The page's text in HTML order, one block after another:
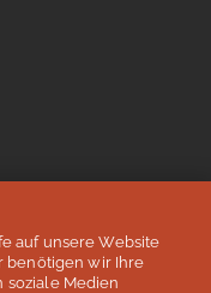
auf unsere Website
benötigen wir Ihre
soziale Medien